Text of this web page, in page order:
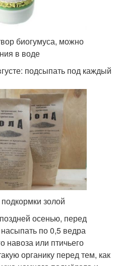
биогумуса, можно
в воде
подсыпать под каждый
золой
осенью, перед
по 0,5 ведра
навоза или птичьего
органику перед тем, как